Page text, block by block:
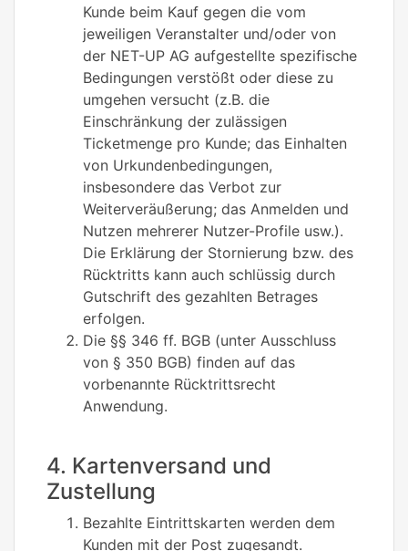
Kunde beim Kauf gegen die vom
jeweiligen Veranstalter und/oder von
der NET-UP AG aufgestellte spezifische
Bedingungen verstößt oder diese zu
umgehen versucht (z.B. die
Einschränkung der zulässigen
Ticketmenge pro Kunde; das Einhalten
von Urkundenbedingungen,
insbesondere das Verbot zur
Weiterveräußerung; das Anmelden und
Nutzen mehrerer Nutzer-Profile usw.).
Die Erklärung der Stornierung bzw. des
Rücktritts kann auch schlüssig durch
Gutschrift des gezahlten Betrages
erfolgen.
Die §§ 346 ff. BGB (unter Ausschluss
von § 350 BGB) finden auf das
vorbenannte Rücktrittsrecht
Anwendung.
4. Kartenversand und
Zustellung
Bezahlte Eintrittskarten werden dem
Kunden mit der Post zugesandt.